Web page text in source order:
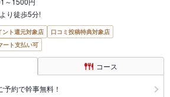
り徒歩5分!
ント還元対象店
口コミ投稿特典対象店
ート支払い可
コース
約で幹事無料！